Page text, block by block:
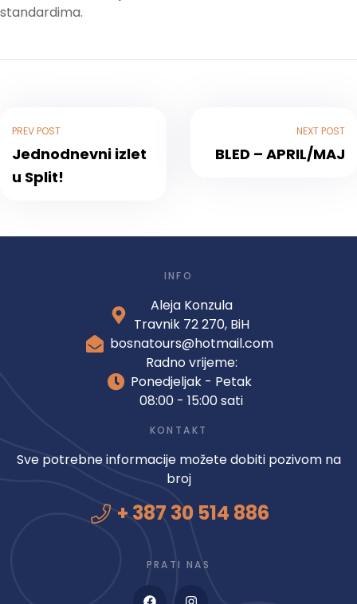
standardima.
PREV POST
Jednodnevni izlet
u Split!
NEXT POST
BLED – APRIL/MAJ
INFO
Aleja Konzula
Travnik 72 270, BiH
bosnatours@hotmail.com
Radno vrijeme:
Ponedjeljak - Petak
08:00 - 15:00 sati
KONTAKT
Sve potrebne informacije možete dobiti pozivom na
broj
+ 387 30 514 886
PRATI NAS